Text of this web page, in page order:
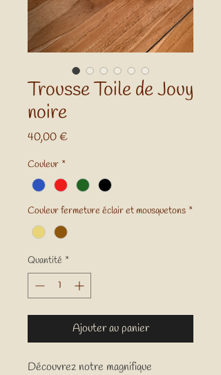
Trousse Toile de Jouy
noire
40,00 €Prix
Couleur *
Couleur fermeture éclair et mousquetons *
Quantité *
Ajouter au panier
Découvrez notre magnifique